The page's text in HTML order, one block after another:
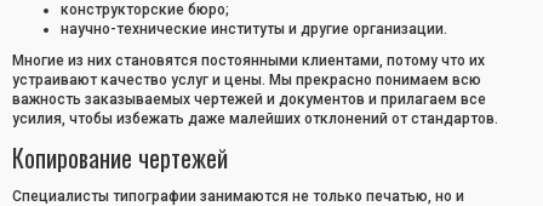
конструкторские бюро;
научно-технические институты и другие организации.
Многие из них становятся постоянными клиентами, потому что их
устраивают качество услуг и цены. Мы прекрасно понимаем всю
важность заказываемых чертежей и документов и прилагаем все
усилия, чтобы избежать даже малейших отклонений от стандартов.
Копирование чертежей
Специалисты типографии занимаются не только печатью, но и